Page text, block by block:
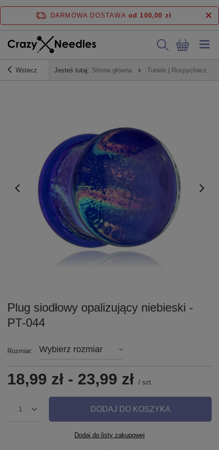
DARMOWA DOSTAWA od 100,00 zł
Wstecz Jesteś tutaj: Strona główna Tunele | Rozpychacze
Plug siodłowy opalizujący niebieski -
PT-044
Rozmiar Wybierz rozmiar
18,99 zł - 23,99 zł / szt.
1 DODAJ DO KOSZYKA
Dodaj do listy zakupowej